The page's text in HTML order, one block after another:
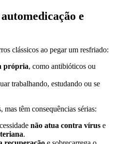
e
clássicos ao pegar um resfriado:
própria, como antibióticos ou
trabalhando, estudando ou se
mas têm consequências sérias:
não atua contra vírus e
.